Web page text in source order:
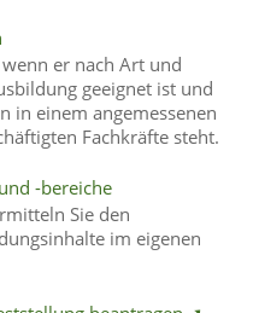
er nach Art und
geeignet ist und
in einem angemessenen
Fachkräfte steht.
-bereiche
Sie den
im eigenen